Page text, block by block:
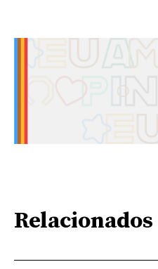
Relacionados